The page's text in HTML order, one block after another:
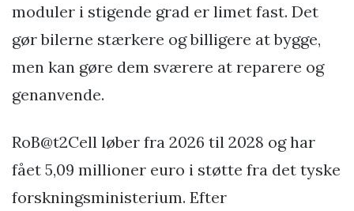
moduler i stigende grad er limet fast. Det
gør bilerne stærkere og billigere at bygge,
men kan gøre dem sværere at reparere og
genanvende.
RoB@t2Cell løber fra 2026 til 2028 og har
fået 5,09 millioner euro i støtte fra det tyske
forskningsministerium. Efter